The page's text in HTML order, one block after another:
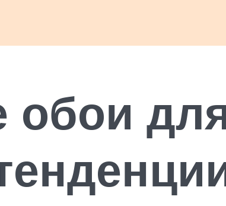
обои